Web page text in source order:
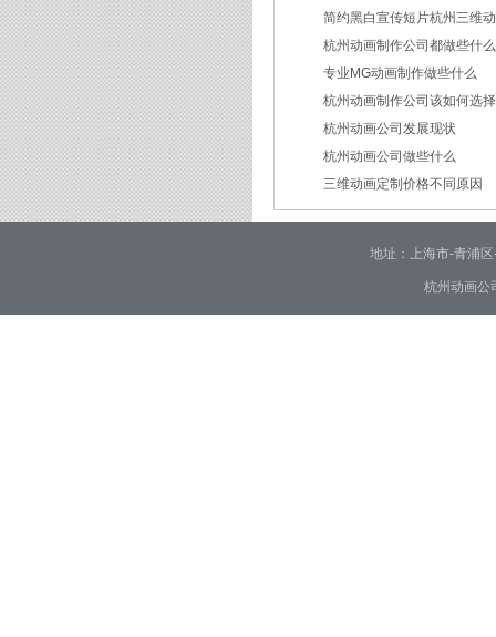
2026/07/27
简约黑白宣传短片杭州三维
2026/07/23
杭州动画制作公司都做些什
2026/03/18
专业MG动画制作做些什么
2026/03/16
杭州动画制作公司该如何选择
2026/03/05
杭州动画公司发展现状
2026/03/03
杭州动画公司做些什么
2026/02/28
三维动画定制价格不同原因
2026/02/02
地址：上海市-青浦
杭州动画公